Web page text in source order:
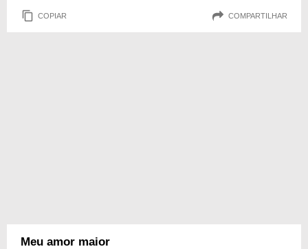
COPIAR COMPARTILHAR
Meu amor maior